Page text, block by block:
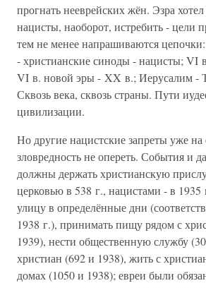
прогнать нееврейских жён. Эзра
нацисты, наоборот, истребить - цели
тем не менее напрашиваются
- христианские синоды - нацисты; VI
VI в. новой эры - XX в.; Иерусалим -
Сквозь века, сквозь страны. Пути
цивилизации.
Но другие нацистские запреты уже
зловредность не опереть. События и
должны держать христианскую
церковью в 538 г., нацистами - в 1935
улицу в определённые дни
1938 г.), принимать пищу рядом с
1939), нести общественную службу
христиан (692 и 1938), жить с
домах (1050 и 1938); евреи были